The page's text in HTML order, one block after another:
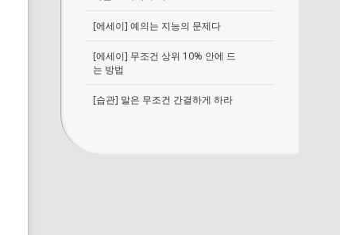
[에세이] 예의는 지능의 문제다
[에세이] 무조건 상위 10% 안에 드
는 방법
[습관] 말은 무조건 간결하게 하라